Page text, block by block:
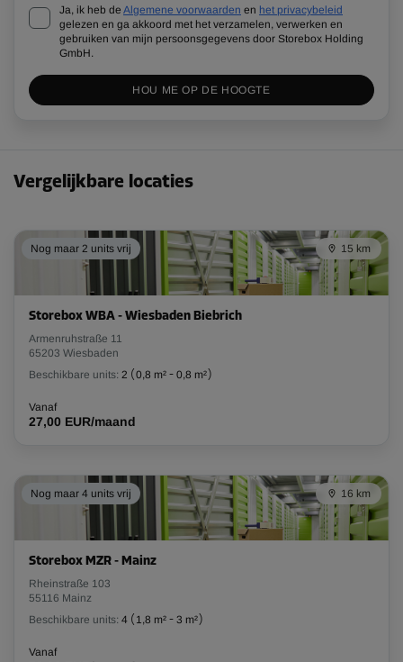
Ja, ik heb de Algemene voorwaarden en het privacybeleid
gelezen en ga akkoord met het verzamelen, verwerken en
gebruiken van mijn persoonsgegevens door Storebox Holding
GmbH.
HOU ME OP DE HOOGTE
Vergelijkbare locaties
Nog maar 2 units vrij 15 km
Storebox WBA - Wiesbaden Biebrich
Armenruhstraße 11
65203 Wiesbaden
Beschikbare units: 2 (0,8 m² - 0,8 m²)
Vanaf
27,00 EUR/maand
Nog maar 4 units vrij 16 km
Storebox MZR - Mainz
Rheinstraße 103
55116 Mainz
Beschikbare units: 4 ( 1,8 m² - 3 m²)
Vanaf